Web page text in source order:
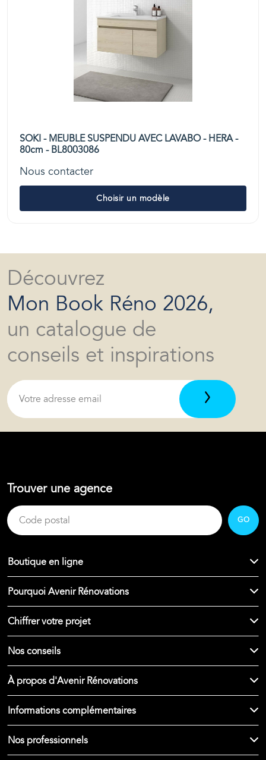
SOKI - MEUBLE SUSPENDU AVEC LAVABO - HERA -
80cm - BL8003086
Nous contacter
Choisir un modèle
Découvrez
Mon Book Réno 2026,
un catalogue de
conseils et inspirations
Trouver une agence
GO
Boutique en ligne
Pourquoi Avenir Rénovations
Chiffrer votre projet
Nos conseils
À propos d'Avenir Rénovations
Informations complémentaires
Nos professionnels